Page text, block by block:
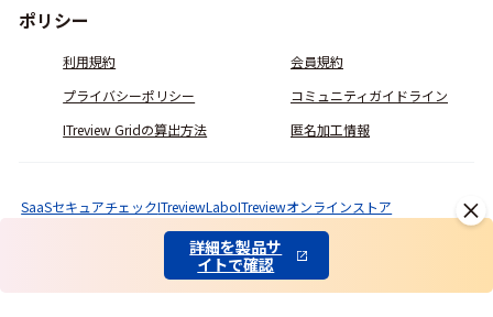
詳細を製品サ
イトで確認
ポリシー
利用規約
会員規約
プライバシーポリシー
コミュニティガイドライン
ITreview Gridの算出方法
匿名加工情報
© ITcrowd Corp. All Rights Reserved.
SaaSセキュアチェックITreviewLaboITreviewオンラインストア